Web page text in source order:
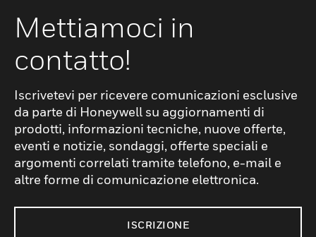
Mettiamoci in
contatto!
Iscrivetevi per ricevere comunicazioni esclusive
da parte di Honeywell su aggiornamenti di
prodotti, informazioni tecniche, nuove offerte,
eventi e notizie, sondaggi, offerte speciali e
argomenti correlati tramite telefono, e-mail e
altre forme di comunicazione elettronica.
ISCRIZIONE